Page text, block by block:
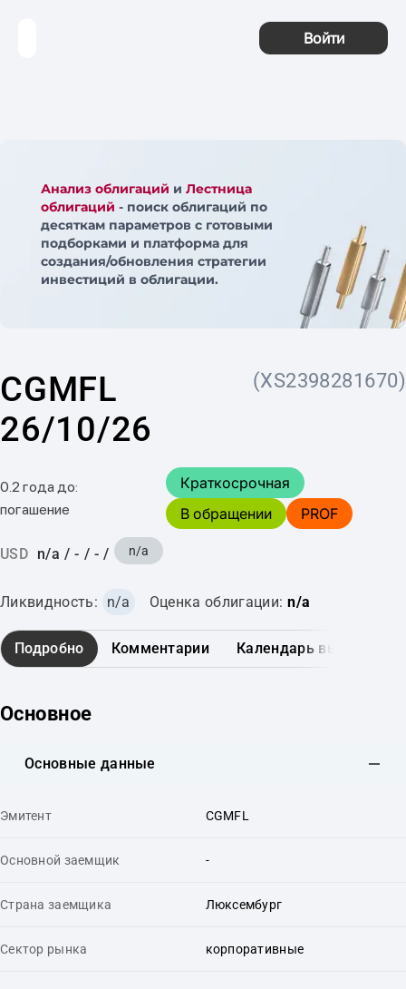
Войти
Анализ облигаций и Лестница
облигаций - поиск облигаций по
десяткам параметров с готовыми
подборками и платформа для
создания/обновления стратегии
инвестиций в облигации.
CGMFL
26/10/26
(XS2398281670)
0.2 года до:
погашение
Краткосрочная
В обращении
PROF
USD n/a / - / - / n/a
Ликвидность: n/a Оценка облигации: n/a
Подробно Комментарии Календарь выплат
Основное
Основные данные
Эмитент CGMFL
Основной заемщик -
Страна заемщика Люксембург
Сектор рынка корпоративные